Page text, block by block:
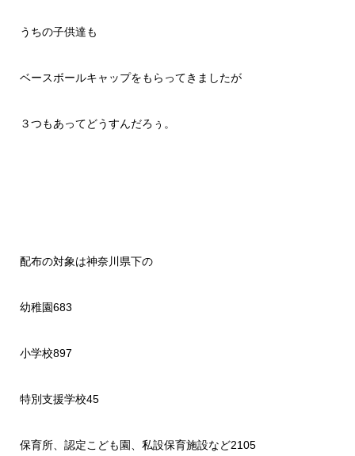
うちの子供達も
ベースボールキャップをもらってきましたが
３つもあってどうすんだろぅ。
配布の対象は神奈川県下の
幼稚園683
小学校897
特別支援学校45
保育所、認定こども園、私設保育施設など2105